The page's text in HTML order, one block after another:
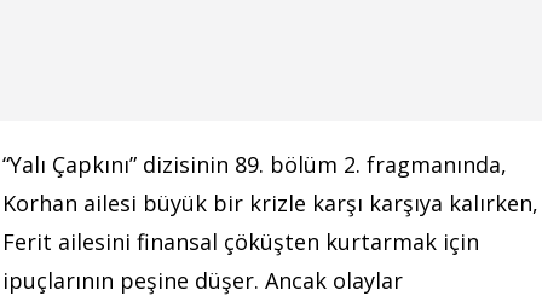
“Yalı Çapkını” dizisinin 89. bölüm 2. fragmanında,
Korhan ailesi büyük bir krizle karşı karşıya kalırken,
Ferit ailesini finansal çöküşten kurtarmak için
ipuçlarının peşine düşer. Ancak olaylar